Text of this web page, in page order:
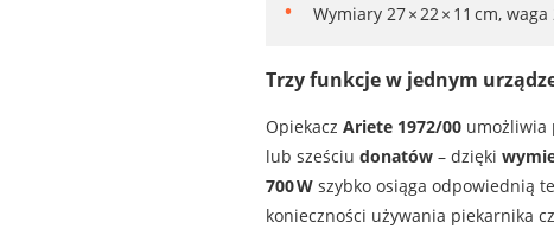
Wymiary 27 × 22 × 11 cm,
Trzy funkcje w jednym
Opiekacz Ariete 1972/00umożliwia
lub sześciu donatów– dzięki
700 Wszybko osiąga odpowiednią
konieczności używania piekarnika